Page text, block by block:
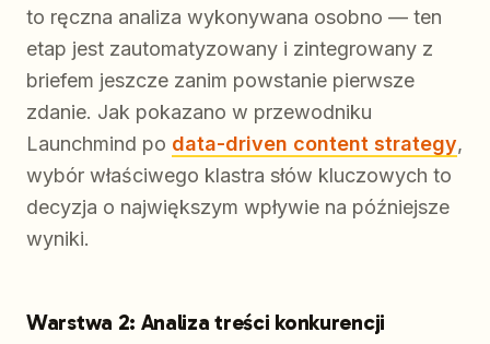
to ręczna analiza wykonywana osobno — ten
etap jest zautomatyzowany i zintegrowany z
briefem jeszcze zanim powstanie pierwsze
zdanie. Jak pokazano w przewodniku
Launchmind po data-driven content strategy,
wybór właściwego klastra słów kluczowych to
decyzja o największym wpływie na późniejsze
wyniki.
Warstwa 2: Analiza treści konkurencji